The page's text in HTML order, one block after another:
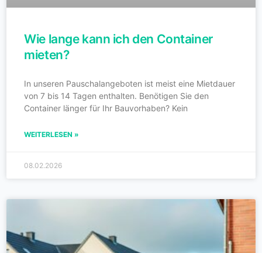
Wie lange kann ich den Container
mieten?
In unseren Pauschalangeboten ist meist eine Mietdauer
von 7 bis 14 Tagen enthalten. Benötigen Sie den
Container länger für Ihr Bauvorhaben? Kein
WEITERLESEN »
08.02.2026